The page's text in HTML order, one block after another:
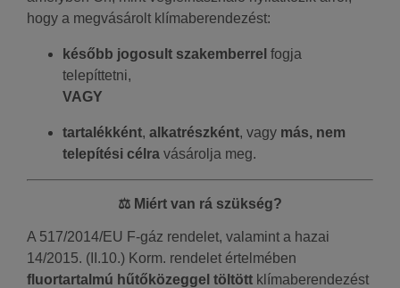
hogy a megvásárolt klímaberendezést:
később jogosult szakemberrel fogja
telepíttetni,
VAGY
tartalékként, alkatrészként, vagy más, nem
telepítési célra vásárolja meg.
⚖ Miért van rá szükség?
A 517/2014/EU F-gáz rendelet, valamint a hazai
14/2015. (II.10.) Korm. rendelet értelmében
fluortartalmú hűtőközeggel töltött klímaberendezést